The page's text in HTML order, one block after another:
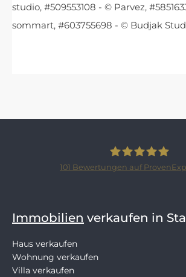
studio, #509553108 - © Parvez,
sommart, #603755698 - © Budjak
101 Bewertungen auf
Immobilien verkaufen in
Haus verkaufen
Wohnung verkaufen
Villa verkaufen